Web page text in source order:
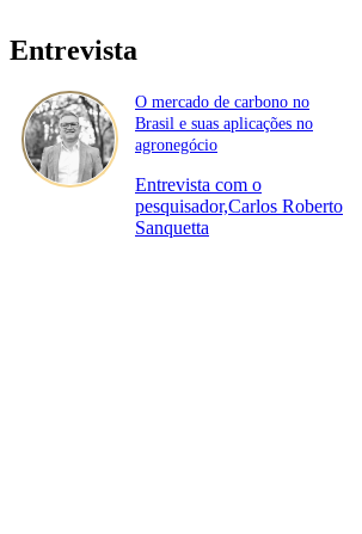
Entrevista
O mercado de carbono no
Brasil e suas aplicações no
agronegócio
Entrevista com o
pesquisador,Carlos Roberto
Sanquetta